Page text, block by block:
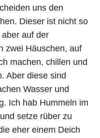
uns den
Dieser ist nicht so
auf der
zwei Häuschen, auf
machen, chillen und
Aber diese sind
Wasser und
Ich hab Hummeln im
setze rüber zu
eher einem Deich